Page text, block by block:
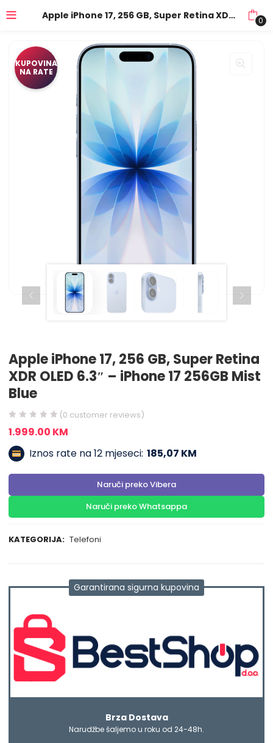
Apple iPhone 17, 256 GB, Super Retina XDR OLED 6.3″ – iPhone 17 256GB Mist Blue 0
KUPOVINA
NA RATE
Apple iPhone 17, 256 GB, Super Retina
XDR OLED 6.3″ – iPhone 17 256GB Mist
Blue
(0 customer reviews)
1.999.00 KM
Iznos rate na 12 mjeseci: 185,07 KM
Naruči preko Vibera
Naruči preko Whatsappa
KATEGORIJA: Telefoni
Garantirana sigurna kupovina
Brza Dostava
Narudžbe šaljemo u roku od 24-48h.